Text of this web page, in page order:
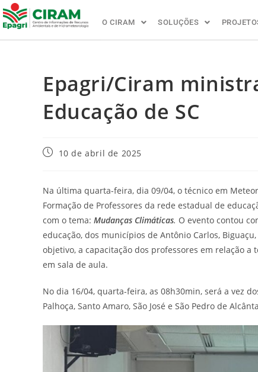
O CIRAM SOLUÇÕES
Epagri/Ciram
Educação de SC
10 de abril de 2025
Na última quarta-feira, dia 09/04, o técnico em
Formação de Professores da rede estadual de
com o tema: Mudanças Climáticas. O evento contou
educação, dos municípios de Antônio Carlos,
objetivo, a capacitação dos professores em relação
em sala de aula.
No dia 16/04, quarta-feira, as 08h30min, será a vez
Palhoça, Santo Amaro, São José e São Pedro de